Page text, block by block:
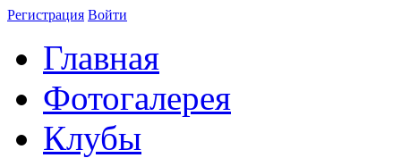
Регистрация Войти
Главная
Фотогалерея
Клубы